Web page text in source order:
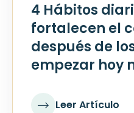
4 Hábitos
fortalecen el
después de
empezar hoy
Leer Artículo